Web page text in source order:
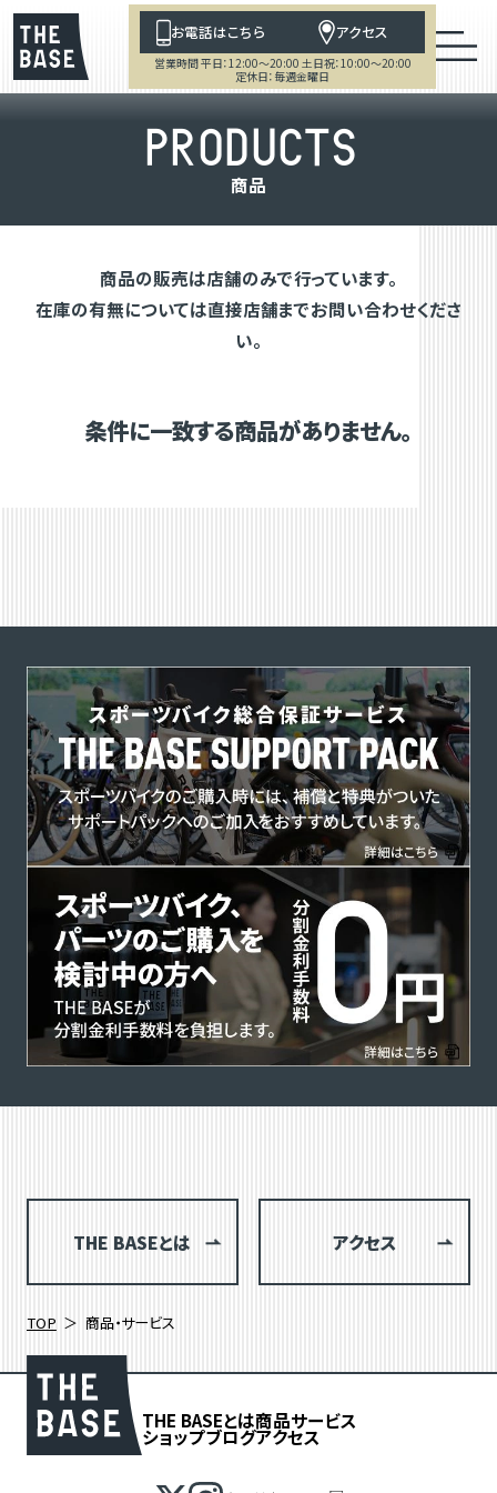
お電話はこちら アクセス
営業時間 平日：12:00～20:00 土日祝：10:00～20:00
定休日：毎週金曜日
PRODUCTS
商品
商品の販売は店舗のみで行っています。
在庫の有無については直接店舗までお問い合わせくださ
い。
条件に一致する商品がありません。
THE BASEとは アクセス
TOP 商品・サービス
THE BASEとは商品サービス
ショップブログアクセス